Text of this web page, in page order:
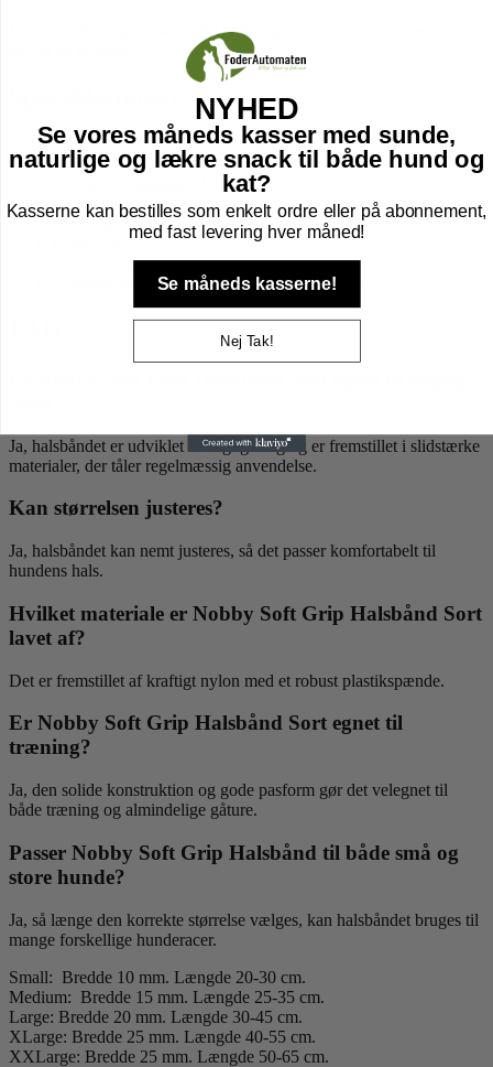
Den sorte farve giver samtidig et flot og moderne udtryk, der skiller
Produktnavn: Nobby Soft Grip Halsbånd
Brand:Nobby
til hund
Materiale: Nylon
Lukning: Kraftigt plastikspænde
Justerbar størrelse: Ja
Anvendelse: Daglige gåture og hundetræning
Ja, halsbåndet er udviklet til daglig brug og er fremstillet i slidstærke
materialer, der tåler regelmæssig anvendelse.
Kan størrelsen justeres?
Ja, halsbåndet kan nemt justeres, så det passer komfortabelt til
hundens hals.
Hvilket materiale er Nobby Soft Grip Halsbånd Sort
lavet af?
Det er fremstillet af kraftigt nylon med et robust plastikspænde.
Er Nobby Soft Grip Halsbånd Sort egnet til
træning?
Ja, den solide konstruktion og gode pasform gør det velegnet til
både træning og almindelige gåture.
Passer Nobby Soft Grip Halsbånd til både små og
store hunde?
Ja, så længe den korrekte størrelse vælges, kan halsbåndet bruges til
mange forskellige hunderacer.
Small: Bredde 10 mm. Længde 20-30 cm.
Medium: Bredde 15 mm. Længde 25-35 cm.
Large: Bredde 20 mm. Længde 30-45 cm.
XLarge: Bredde 25 mm. Længde 40-55 cm.
XXLarge: Bredde 25 mm. Længde 50-65 cm.
NYHED
Se vores måneds kasser med sunde,
naturlige og lækre snack til både hund og
kat?
Kasserne kan bestilles som enkelt ordre eller på abonnement,
med fast levering hver måned!
Se måneds kasserne!
Nej Tak!